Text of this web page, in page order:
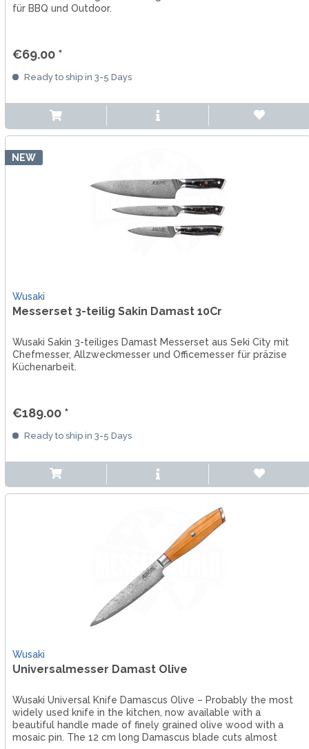
für BBQ und Outdoor.
€69.00 *
Ready to ship in 3-5 Days
NEW
Wusaki
Messerset 3-teilig Sakin Damast 10Cr
Wusaki Sakin 3-teiliges Damast Messerset aus Seki City mit
Chefmesser, Allzweckmesser und Officemesser für präzise
Küchenarbeit.
€189.00 *
Ready to ship in 3-5 Days
Wusaki
Universalmesser Damast Olive
Wusaki Universal Knife Damascus Olive – Probably the most
widely used knife in the kitchen, now available with a
beautiful handle made of finely grained olive wood with a
mosaic pin. The 12 cm long Damascus blade cuts almost